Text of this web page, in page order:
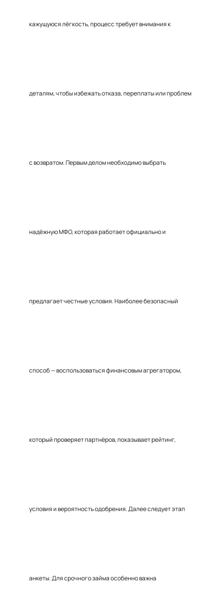
кажущуюся лёгкость, процесс требует внимания к
деталям, чтобы избежать отказа, переплаты или проблем
с возвратом. Первым делом необходимо выбрать
надёжную МФО, которая работает официально и
предлагает честные условия. Наиболее безопасный
способ — воспользоваться финансовым агрегатором,
который проверяет партнёров, показывает рейтинг,
условия и вероятность одобрения. Далее следует этап
анкеты. Для срочного займа особенно важна